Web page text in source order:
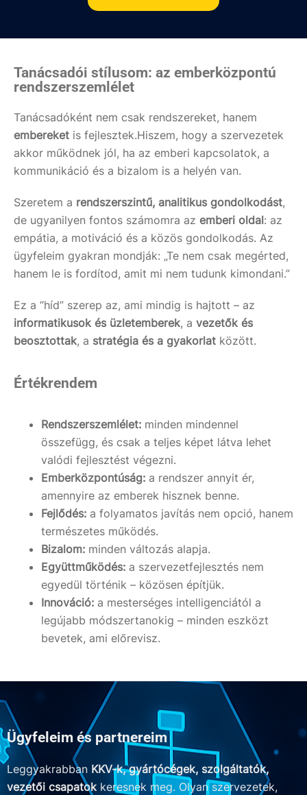
Tanácsadói stílusom: az emberközpontú
rendszerszemlélet
Tanácsadóként nem csak rendszereket, hanem
embereket is fejlesztek.Hiszem, hogy a szervezetek
akkor működnek jól, ha az emberi kapcsolatok, a
kommunikáció és a bizalom is a helyén van.
Szeretem a rendszerszintű, analitikus gondolkodást,
de ugyanilyen fontos számomra az emberi oldal: az
empátia, a motiváció és a közös gondolkodás. Az
ügyfeleim gyakran mondják: „Te nem csak megérted,
hanem le is fordítod, amit mi nem tudunk kimondani.”
Ez a “híd” szerep az, ami mindig is hajtott – az
informatikusok és üzletemberek, a vezetők és
beosztottak, a stratégia és a gyakorlat között.
Értékrendem
Rendszerszemlélet: minden mindennel
összefügg, és csak a teljes képet látva lehet
valódi fejlesztést végezni.
Emberközpontúság: a rendszer annyit ér,
amennyire az emberek hisznek benne.
Fejlődés: a folyamatos javítás nem opció, hanem
természetes működés.
Bizalom: minden változás alapja.
Együttműködés: a szervezetfejlesztés nem
egyedül történik – közösen építjük.
Innováció: a mesterséges intelligenciától a
legújabb módszertanokig – minden eszközt
bevetek, ami előrevisz.
Ügyfeleim és partnereim
Leggyakrabban KKV-k, gyártócégek, szolgáltatók,
vezetői csapatokkeresnek meg. Olyan szervezetek,